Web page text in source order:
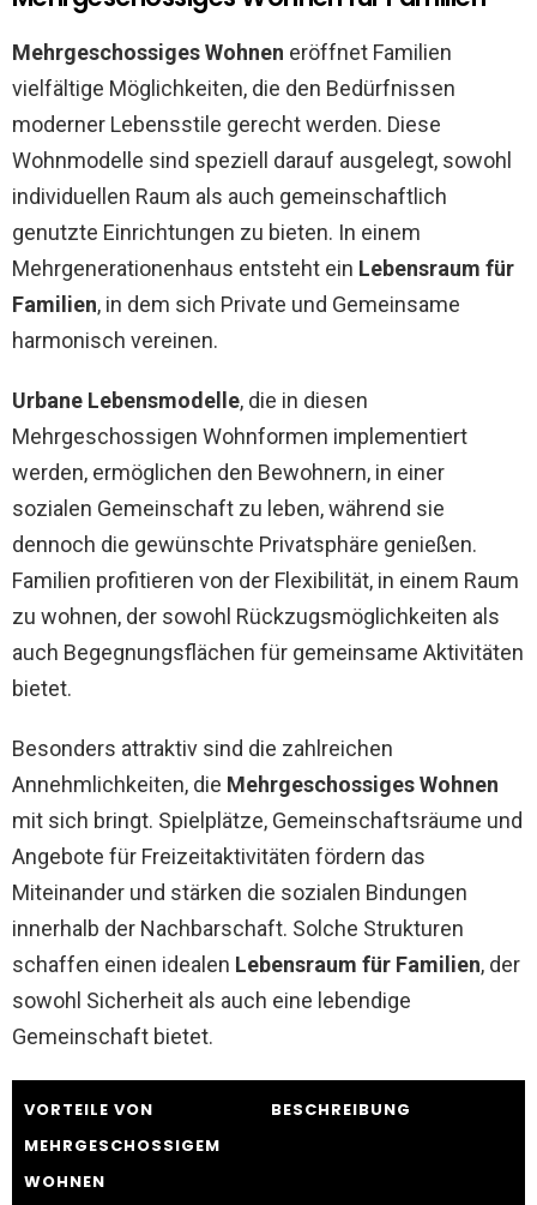
Mehrgeschossiges Wohnen eröffnet Familien
vielfältige Möglichkeiten, die den Bedürfnissen
moderner Lebensstile gerecht werden. Diese
Wohnmodelle sind speziell darauf ausgelegt, sowohl
individuellen Raum als auch gemeinschaftlich
genutzte Einrichtungen zu bieten. In einem
Mehrgenerationenhaus entsteht ein Lebensraum für
Familien, in dem sich Private und Gemeinsame
harmonisch vereinen.
Urbane Lebensmodelle, die in diesen
Mehrgeschossigen Wohnformen implementiert
werden, ermöglichen den Bewohnern, in einer
sozialen Gemeinschaft zu leben, während sie
dennoch die gewünschte Privatsphäre genießen.
Familien profitieren von der Flexibilität, in einem Raum
zu wohnen, der sowohl Rückzugsmöglichkeiten als
auch Begegnungsflächen für gemeinsame Aktivitäten
bietet.
Besonders attraktiv sind die zahlreichen
Annehmlichkeiten, die Mehrgeschossiges Wohnen
mit sich bringt. Spielplätze, Gemeinschaftsräume und
Angebote für Freizeitaktivitäten fördern das
Miteinander und stärken die sozialen Bindungen
innerhalb der Nachbarschaft. Solche Strukturen
schaffen einen idealen Lebensraum für Familien, der
sowohl Sicherheit als auch eine lebendige
Gemeinschaft bietet.
VORTEILE VON
MEHRGESCHOSSIGEM
WOHNEN
BESCHREIBUNG